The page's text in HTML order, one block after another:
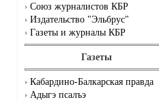
Союз журналистов КБР
Издательство "Эльбрус"
Газеты и журналы КБР
Газеты
Кабардино-Балкарская правда
Адыгэ псалъэ